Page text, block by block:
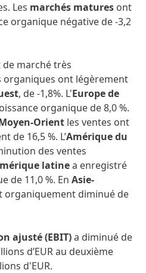
Les marchés matures ont
organique négative de -3,2
marché très
organiques ont légèrement
, de -1,8%. L'Europe de
organique de 8,0 %.
Orient les ventes ont
de 16,5 %. L’Amérique du
des ventes
latinea enregistré
de 11,0 %. En Asie-
organiquement diminué de
ajusté(EBIT)a diminué de
d’EUR au deuxième
d'EUR.